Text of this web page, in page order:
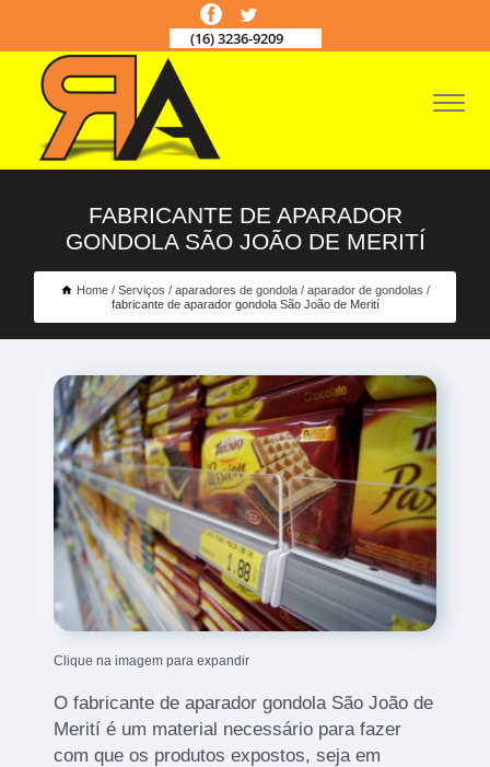
(16) 3236-9209
FABRICANTE DE APARADOR
GONDOLA SÃO JOÃO DE MERITÍ
Home Serviços aparadores de gondola
aparador de gondolas
fabricante de aparador gondola São João de Merití
Clique na imagem para expandir
O fabricante de aparador gondola São João de
Merití é um material necessário para fazer
com que os produtos expostos, seja em